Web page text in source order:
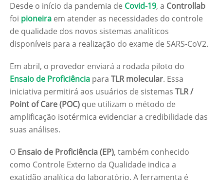
Desde o início da pandemia de Covid-19, a Controllab
foi pioneira em atender as necessidades do controle
de qualidade dos novos sistemas analíticos
disponíveis para a realização do exame de SARS-CoV2.
Em abril, o provedor enviará a rodada piloto do
Ensaio de Proficiência para TLR molecular. Essa
iniciativa permitirá aos usuários de sistemas TLR /
Point of Care (POC) que utilizam o método de
amplificação isotérmica evidenciar a credibilidade das
suas análises.
O Ensaio de Proficiência (EP), também conhecido
como Controle Externo da Qualidade indica a
exatidão analítica do laboratório. A ferramenta é